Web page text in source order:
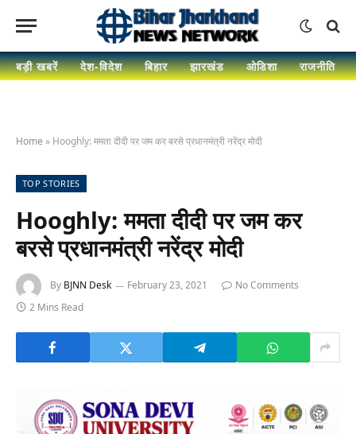
बड़ी खबरें देश-विदेश बिहार झारखंड ओडिशा राजनीति
Home » Hooghly: ममता दीदी पर जम कर बरसे प्रधानमंत्री नरेंद्र मोदी
TOP STORIES
Hooghly: ममता दीदी पर जम कर
बरसे प्रधानमंत्री नरेंद्र मोदी
By BJNN Desk February 23, 2021
No Comments
2 Mins Read